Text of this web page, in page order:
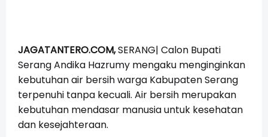
JAGATANTERO.COM,SERANG| Calon Bupati
Serang Andika Hazrumy mengaku menginginkan
kebutuhan air bersih warga Kabupaten Serang
terpenuhi tanpa kecuali. Air bersih merupakan
kebutuhan mendasar manusia untuk kesehatan
dan kesejahteraan.